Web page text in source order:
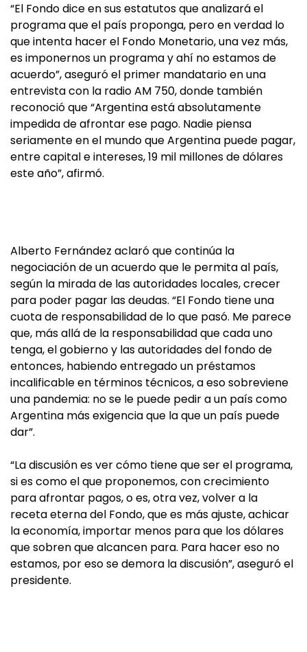
“El Fondo dice en sus estatutos que analizará el
programa que el país proponga, pero en verdad lo
que intenta hacer el Fondo Monetario, una vez más,
es imponernos un programa y ahí no estamos de
acuerdo”, aseguró el primer mandatario en una
entrevista con la radio AM 750, donde también
reconoció que “Argentina está absolutamente
impedida de afrontar ese pago. Nadie piensa
seriamente en el mundo que Argentina puede pagar,
entre capital e intereses, 19 mil millones de dólares
este año”, afirmó.
Alberto Fernández aclaró que continúa la
negociación de un acuerdo que le permita al país,
según la mirada de las autoridades locales, crecer
para poder pagar las deudas. “El Fondo tiene una
cuota de responsabilidad de lo que pasó. Me parece
que, más allá de la responsabilidad que cada uno
tenga, el gobierno y las autoridades del fondo de
entonces, habiendo entregado un préstamos
incalificable en términos técnicos, a eso sobreviene
una pandemia: no se le puede pedir a un país como
Argentina más exigencia que la que un país puede
dar”.
“La discusión es ver cómo tiene que ser el programa,
si es como el que proponemos, con crecimiento
para afrontar pagos, o es, otra vez, volver a la
receta eterna del Fondo, que es más ajuste, achicar
la economía, importar menos para que los dólares
que sobren que alcancen para. Para hacer eso no
estamos, por eso se demora la discusión”, aseguró el
presidente.